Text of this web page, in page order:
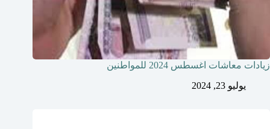
زيادات معاشات اغسطس 2024 للمواطنين
يوليو 23, 2024